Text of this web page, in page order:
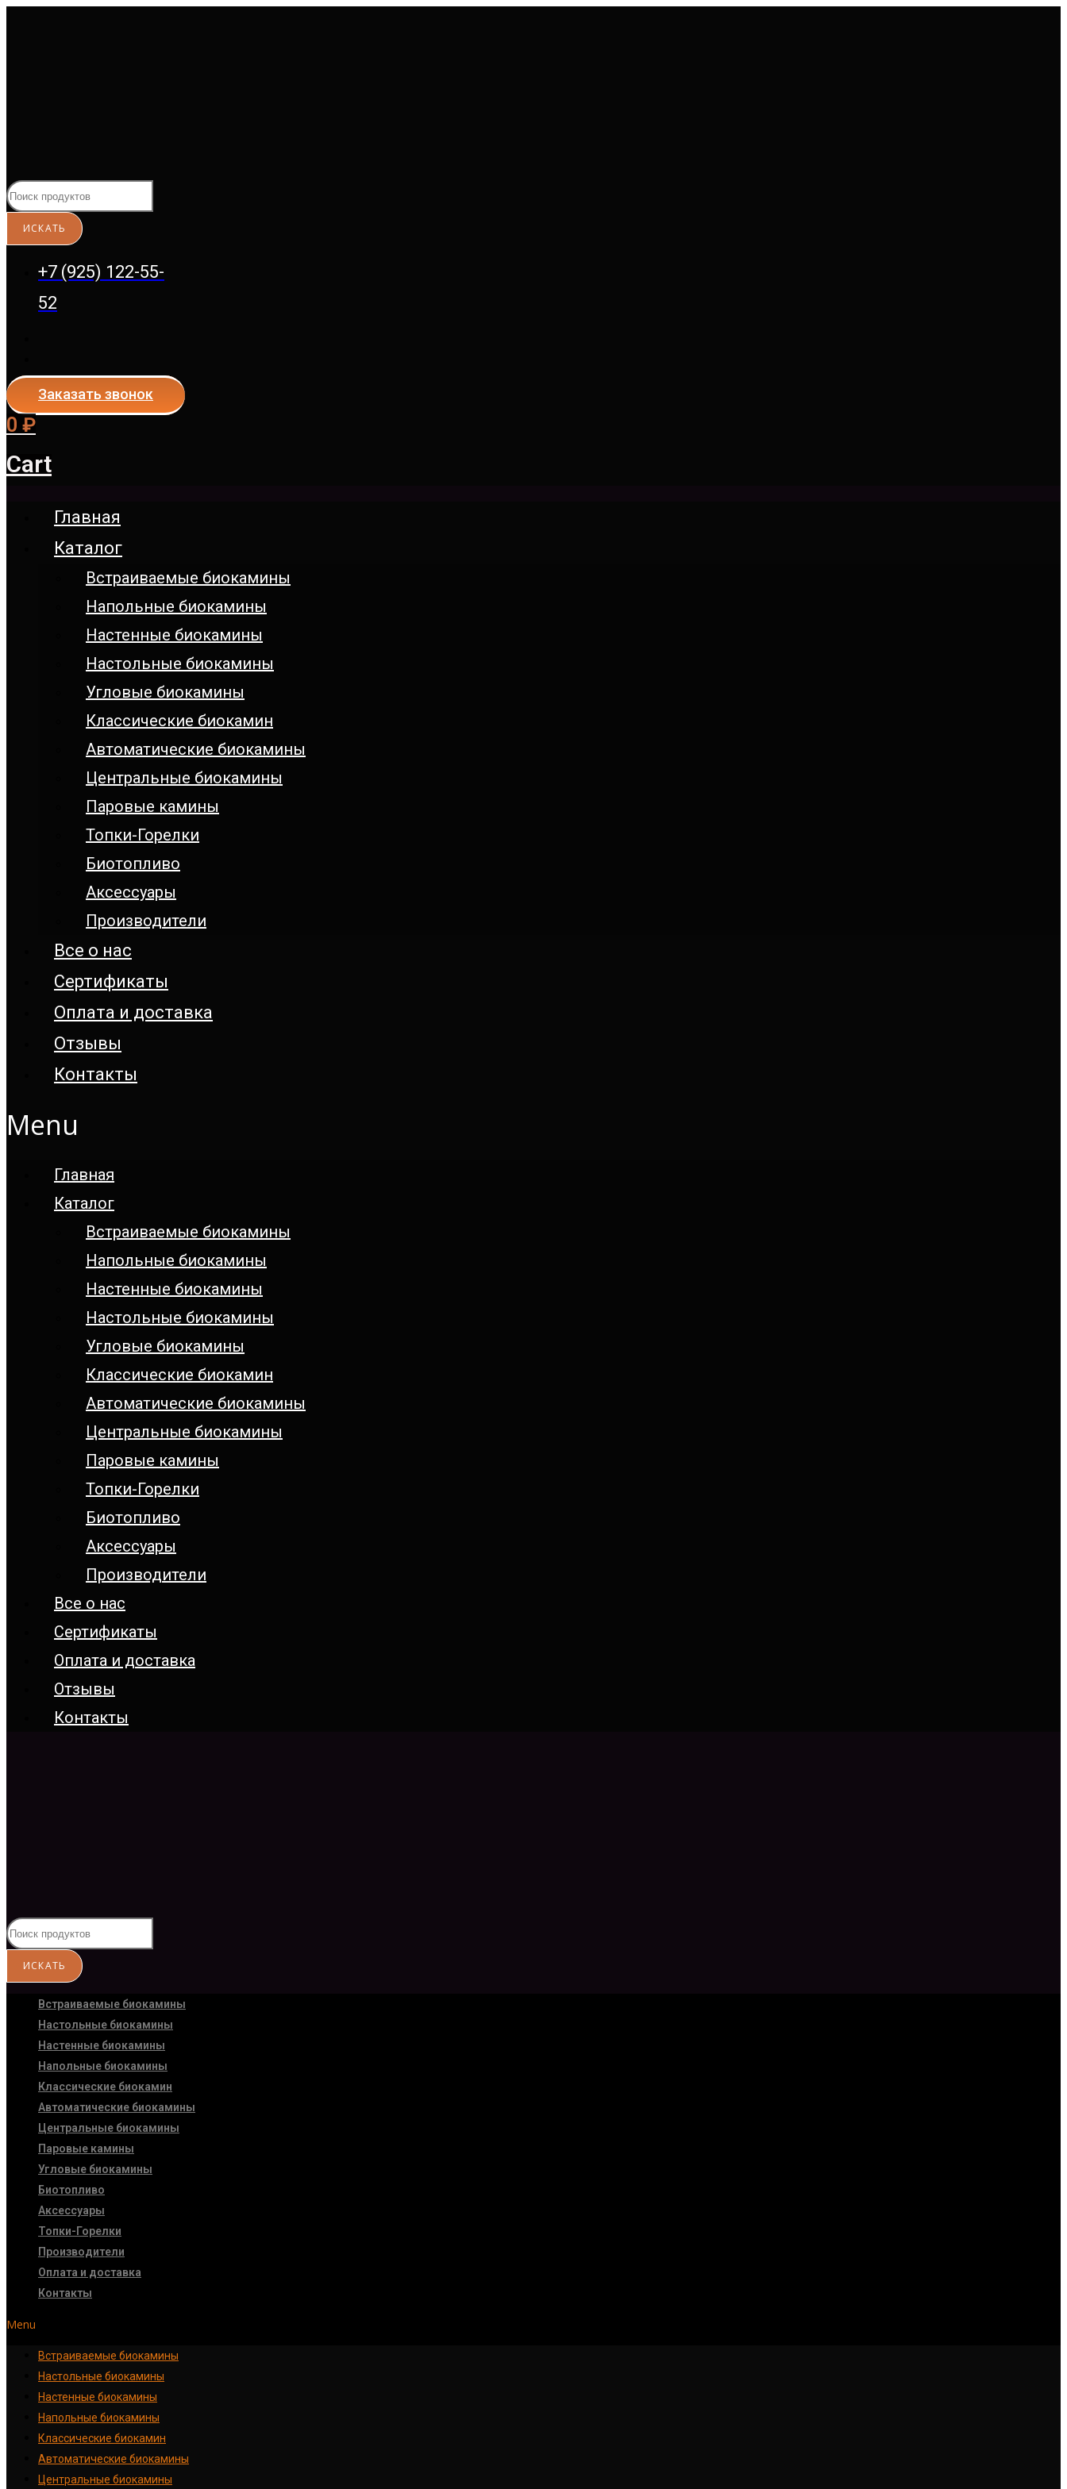
+7 (925) 122-55-
52
Заказать звонок
0 ₽
Cart
Главная
Каталог
Встраиваемые биокамины
Напольные биокамины
Настенные биокамины
Настoльные биокамины
Угловые биокамины
Классические биокамин
Автоматические биокамины
Центральные биокамины
Паровые камины
Топки-Горелки
Биотопливо
Аксессуары
Производители
Все о нас
Сертификаты
Оплата и доставка
Отзывы
Контакты
Menu
Главная
Каталог
Встраиваемые биокамины
Напольные биокамины
Настенные биокамины
Настoльные биокамины
Угловые биокамины
Классические биокамин
Автоматические биокамины
Центральные биокамины
Паровые камины
Топки-Горелки
Биотопливо
Аксессуары
Производители
Все о нас
Сертификаты
Оплата и доставка
Отзывы
Контакты
Встраиваемые биокамины
Настoльные биокамины
Настенные биокамины
Напольные биокамины
Классические биокамин
Автоматические биокамины
Центральные биокамины
Паровые камины
Угловые биокамины
Биотопливо
Аксессуары
Топки-Горелки
Производители
Оплата и доставка
Контакты
Menu
Встраиваемые биокамины
Настoльные биокамины
Настенные биокамины
Напольные биокамины
Классические биокамин
Автоматические биокамины
Центральные биокамины